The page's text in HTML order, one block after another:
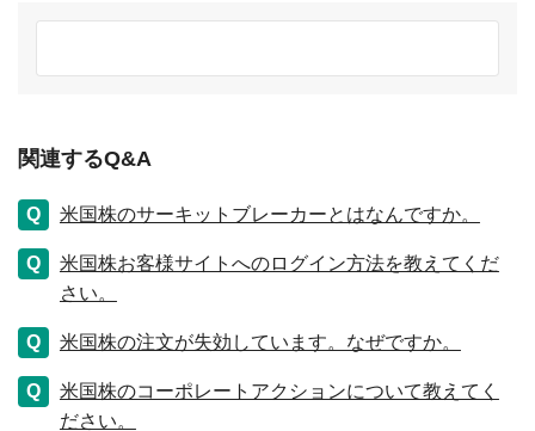
関連するQ&A
米国株のサーキットブレーカーとはなんですか。
米国株お客様サイトへのログイン方法を教えてくだ
さい。
米国株の注文が失効しています。なぜですか。
米国株のコーポレートアクションについて教えてく
ださい。